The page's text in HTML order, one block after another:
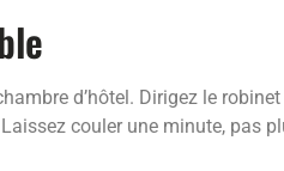
d’hôtel. Dirigez le
couler une minute, pas